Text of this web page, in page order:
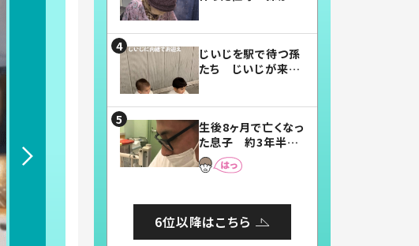
じいじを駅で待つ孫
たち じいじが来た
まらない」「幸せにな
れる」
生後8ヶ月で亡くなっ
た息子 約3年半
後、当時の妻の日記
に書いてあった本音
6位以降はこちら